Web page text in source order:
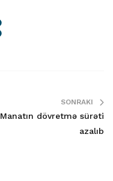
SONRAKI
Manatın dövretmə sürəti
azalıb